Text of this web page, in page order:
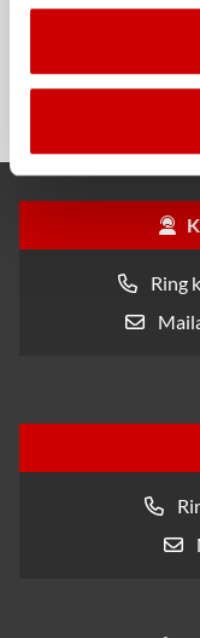
Rengöringsduk
För snabb och effektiv
Ring